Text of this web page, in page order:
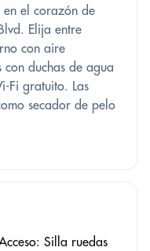
en el corazón de
Elija entre
con aire
duchas de agua
Fi gratuito. Las
secador de pelo
Silla ruedas